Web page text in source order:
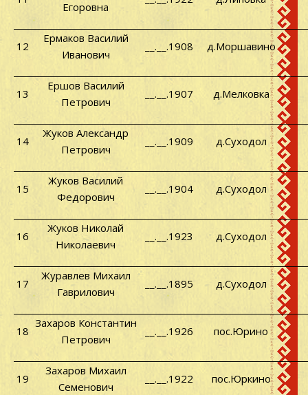
Егоровна
12
Ермаков Василий
Иванович
__.__.1908 д.Моршавино
13
Ершов Василий
Петрович
__.__.1907 д.Мелковка
14
Жуков Александр
Петрович
__.__.1909 д.Суходол
15
Жуков Василий
Федорович
__.__.1904 д.Суходол
16
Жуков Николай
Николаевич
__.__.1923 д.Суходол
17
Журавлев Михаил
Гаврилович
__.__.1895 д.Суходол
18
Захаров Константин
Петрович
__.__.1926 пос.Юрино
19
Захаров Михаил
Семенович
__.__.1922 пос.Юркино